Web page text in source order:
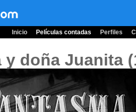
Inicio Películas contadas Perfiles
y doña Juanita